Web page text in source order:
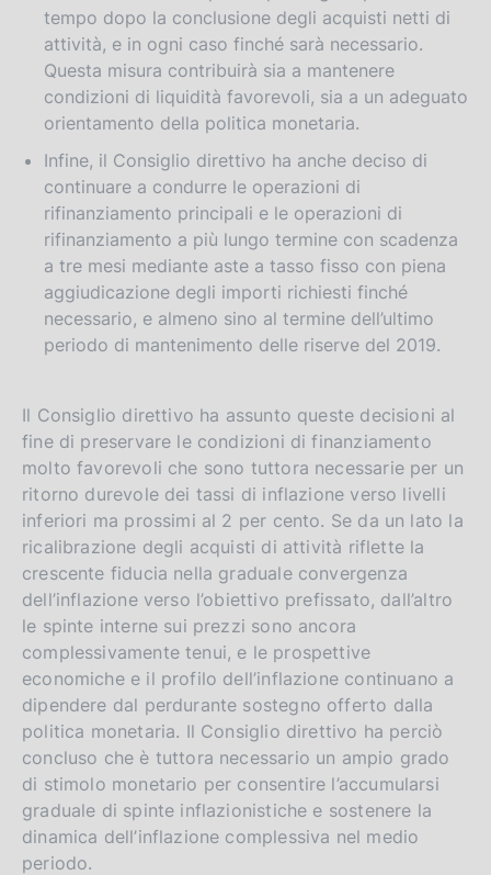
tempo dopo la conclusione degli acquisti netti di
attività, e in ogni caso finché sarà necessario.
Questa misura contribuirà sia a mantenere
condizioni di liquidità favorevoli, sia a un adeguato
orientamento della politica monetaria.
Infine, il Consiglio direttivo ha anche deciso di
continuare a condurre le operazioni di
rifinanziamento principali e le operazioni di
rifinanziamento a più lungo termine con scadenza
a tre mesi mediante aste a tasso fisso con piena
aggiudicazione degli importi richiesti finché
necessario, e almeno sino al termine dell’ultimo
periodo di mantenimento delle riserve del 2019.
Il Consiglio direttivo ha assunto queste decisioni al
fine di preservare le condizioni di finanziamento
molto favorevoli che sono tuttora necessarie per un
ritorno durevole dei tassi di inflazione verso livelli
inferiori ma prossimi al 2 per cento. Se da un lato la
ricalibrazione degli acquisti di attività riflette la
crescente fiducia nella graduale convergenza
dell’inflazione verso l’obiettivo prefissato, dall’altro
le spinte interne sui prezzi sono ancora
complessivamente tenui, e le prospettive
economiche e il profilo dell’inflazione continuano a
dipendere dal perdurante sostegno offerto dalla
politica monetaria. Il Consiglio direttivo ha perciò
concluso che è tuttora necessario un ampio grado
di stimolo monetario per consentire l’accumularsi
graduale di spinte inflazionistiche e sostenere la
dinamica dell’inflazione complessiva nel medio
periodo.